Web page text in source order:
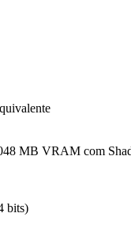
MB VRAM com
bits)